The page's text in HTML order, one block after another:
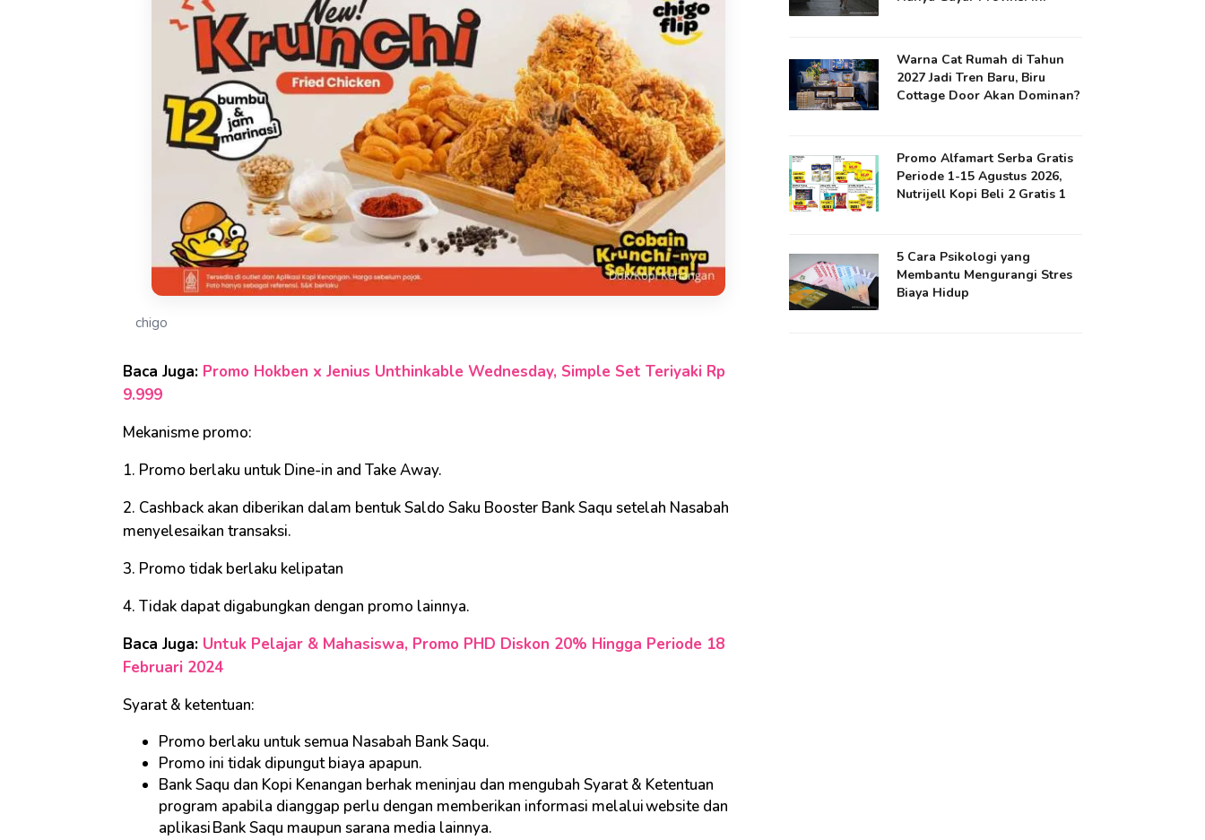
chigo
Baca Juga: Promo Hokben x Jenius Unthinkable Wednesday, Simple Set Teriyaki Rp
9.999
Mekanisme promo:
1. Promo berlaku untuk Dine-in and Take Away.
2. Cashback akan diberikan dalam bentuk Saldo Saku Booster Bank Saqu setelah Nasabah
menyelesaikan transaksi.
3. Promo tidak berlaku kelipatan
4. Tidak dapat digabungkan dengan promo lainnya.
Baca Juga: Untuk Pelajar & Mahasiswa, Promo PHD Diskon 20% Hingga Periode 18
Februari 2024
Syarat & ketentuan:
Promo berlaku untuk semua Nasabah Bank Saqu.
Promo ini tidak dipungut biaya apapun.
Bank Saqu dan Kopi Kenangan berhak meninjau dan mengubah Syarat & Ketentuan
program apabila dianggap perlu dengan memberikan informasi melalui website dan
aplikasi Bank Saqu maupun sarana media lainnya.
Warna Cat Rumah di Tahun
2027 Jadi Tren Baru, Biru
Cottage Door Akan Dominan?
Promo Alfamart Serba Gratis
Periode 1-15 Agustus 2026,
Nutrijell Kopi Beli 2 Gratis 1
5 Cara Psikologi yang
Membantu Mengurangi Stres
Biaya Hidup